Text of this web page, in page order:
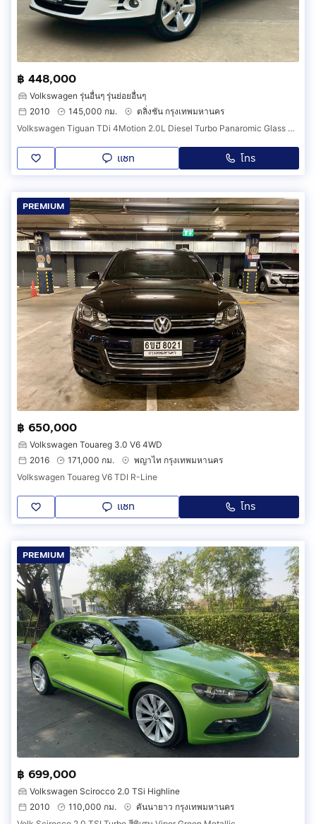
฿ 448,000
Volkswagen รุ่นอื่นๆ รุ่นย่อยอื่นๆ
2010
145,000 กม.
ตลิ่งชัน กรุงเทพมหานคร
Volkswagen Tiguan TDi 4Motion 2.0L Diesel Turbo Panaromic Glass Roof
แชท โทร
PREMIUM
฿ 650,000
Volkswagen Touareg 3.0 V6 4WD
2016
171,000 กม.
พญาไท กรุงเทพมหานคร
Volkswagen Touareg V6 TDI R-Line
แชท โทร
PREMIUM
฿ 699,000
Volkswagen Scirocco 2.0 TSi Highline
2010
110,000 กม.
คันนายาว กรุงเทพมหานคร